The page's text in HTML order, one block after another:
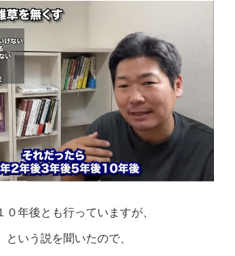
年後とも行っていますが、
いう説を聞いたので、